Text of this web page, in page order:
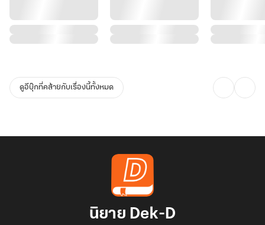
ดูอีบุ๊กที่คล้ายกับเรื่องนี้ทั้งหมด
นิยาย Dek-D